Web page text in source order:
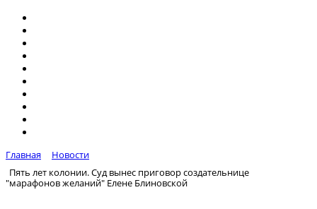
Главная
Новости
Пять лет колонии. Суд вынес приговор создательнице
"марафонов желаний" Елене Блиновской